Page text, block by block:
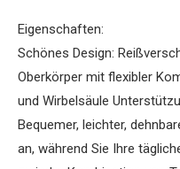
Eigenschaften:
Schönes Design:
Oberkörper mit flexibler
und Wirbelsäule
Bequemer, leichter,
an, während Sie Ihre